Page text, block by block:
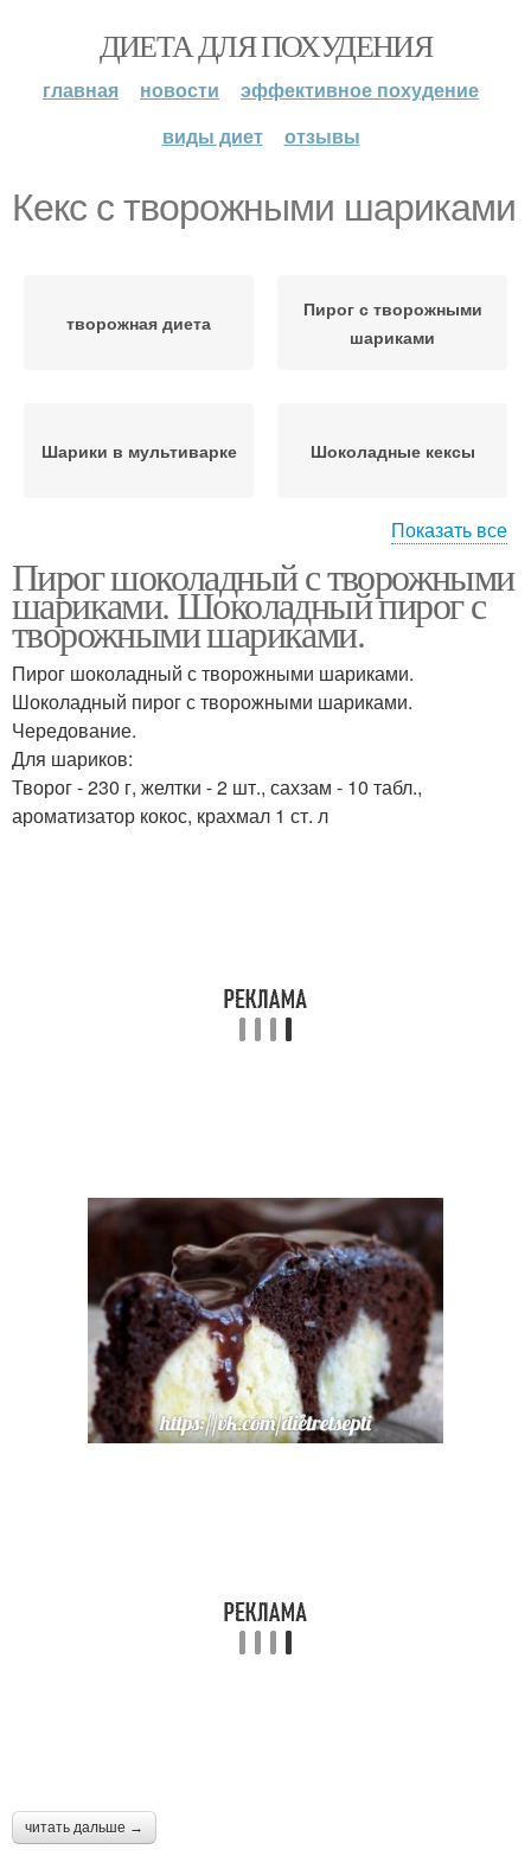
ДИЕТА ДЛЯ ПОХУДЕНИЯ
главная новости
эффективное похудение
виды диет
отзывы
Кекс с творожными шариками
творожная диета
Пирог с творожными
шариками
Шарики в мультиварке Шоколадные кексы
шариками
Шоколадный кекс
Восторг с творожными
шариками
Пирог с творожной
Торт с творожными
Показать все
Пирог шоколадный с творожными
шариками. Шоколадный пирог с
творожными шариками.
Пирог шоколадный с творожными шариками.
Шоколадный пирог с творожными шариками.
Чередование.
Для шариков:
Творог - 230 г, желтки - 2 шт., сахзам - 10 табл.,
ароматизатор кокос, крахмал 1 ст. л
читать дальше →